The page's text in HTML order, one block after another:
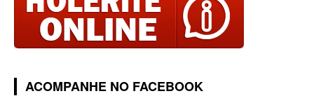
ACOMPANHE NO FACEBOOK